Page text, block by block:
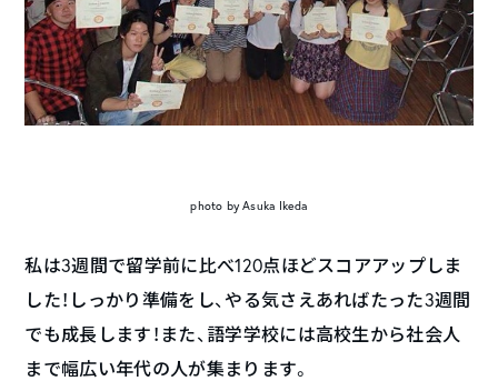
photo by Asuka Ikeda
私は3週間で留学前に比べ120点ほどスコアアップしま
した！しっかり準備をし、やる気さえあればたった3週間
でも成長します！また、語学学校には高校生から社会人
まで幅広い年代の人が集まります。